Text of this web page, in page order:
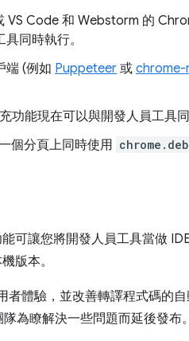
VS Code 和 Webstorm 的
同時執行。
端 (例如 Puppeteer 或
功能現在可以與開發人員工具同
個分頁上同時使用
可讓您將開發人員工具當做
版本。
體驗，並改善轉譯程式碼的
為瞭解決一些問題而延後發布。